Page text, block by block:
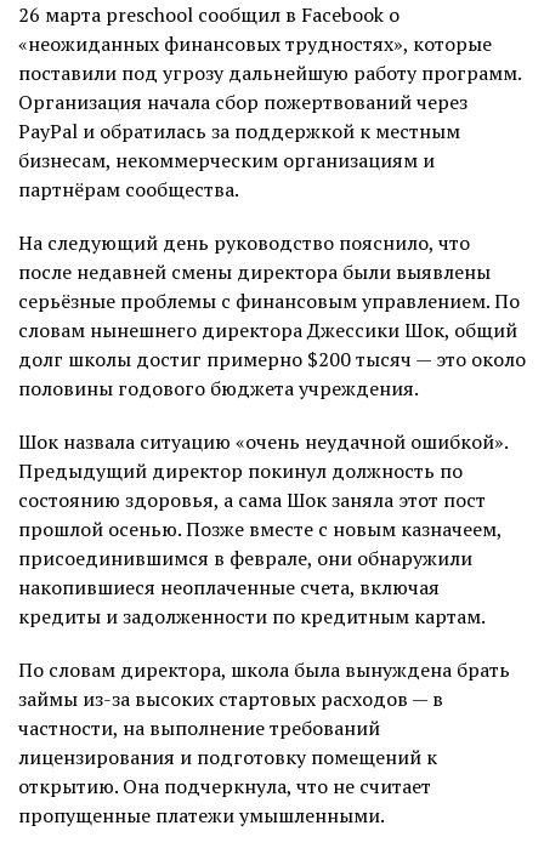
26 марта preschool сообщил в Facebook о
«неожиданных финансовых трудностях», которые
поставили под угрозу дальнейшую работу программ.
Организация начала сбор пожертвований через
PayPal и обратилась за поддержкой к местным
бизнесам, некоммерческим организациям и
партнёрам сообщества.
На следующий день руководство пояснило, что
после недавней смены директора были выявлены
серьёзные проблемы с финансовым управлением. По
словам нынешнего директора Джессики Шок, общий
долг школы достиг примерно $200 тысяч — это около
половины годового бюджета учреждения.
Шок назвала ситуацию «очень неудачной ошибкой».
Предыдущий директор покинул должность по
состоянию здоровья, а сама Шок заняла этот пост
прошлой осенью. Позже вместе с новым казначеем,
присоединившимся в феврале, они обнаружили
накопившиеся неоплаченные счета, включая
кредиты и задолженности по кредитным картам.
По словам директора, школа была вынуждена брать
займы из-за высоких стартовых расходов — в
частности, на выполнение требований
лицензирования и подготовку помещений к
открытию. Она подчеркнула, что не считает
пропущенные платежи умышленными.